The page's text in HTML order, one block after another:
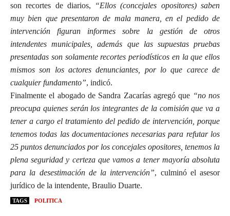
son recortes de diarios,
“Ellos (concejales opositores) saben
muy bien que presentaron de mala manera, en el pedido de
intervención figuran informes sobre la gestión de otros
intendentes municipales, además que las supuestas pruebas
presentadas son solamente recortes periodísticos en la que ellos
mismos son los actores denunciantes, por lo que carece de
cualquier fundamento”, indicó.
Finalmente el abogado de Sandra Zacarías agregó que “no nos
preocupa quienes serán los integrantes de la comisión que va a
tener a cargo el tratamiento del pedido de intervención, porque
tenemos todas las documentaciones necesarias para refutar los
25 puntos denunciados por los concejales opositores, tenemos la
plena seguridad y certeza que vamos a tener mayoría absoluta
para la desestimación de la intervención”, culminó el asesor
jurídico de la intendente, Braulio Duarte.
TAGS POLITICA